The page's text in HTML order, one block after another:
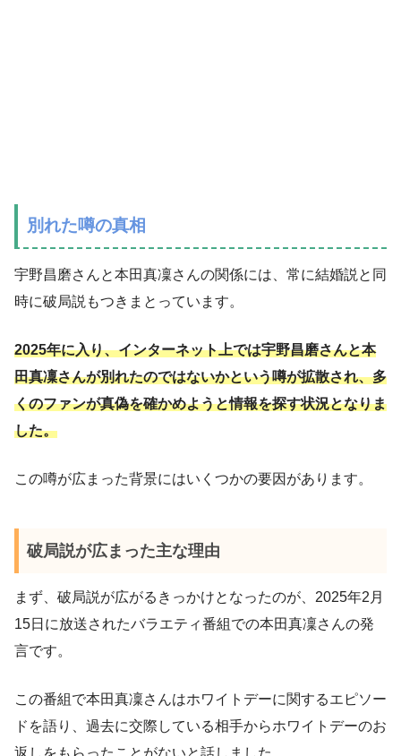
別れた噂の真相
宇野昌磨さんと本田真凜さんの関係には、常に結婚説と同
時に破局説もつきまとっています。
2025年に入り、インターネット上では宇野昌磨さんと本
田真凜さんが別れたのではないかという噂が拡散され、多
くのファンが真偽を確かめようと情報を探す状況となりま
した。
この噂が広まった背景にはいくつかの要因があります。
破局説が広まった主な理由
まず、破局説が広がるきっかけとなったのが、2025年2月
15日に放送されたバラエティ番組での本田真凜さんの発
言です。
この番組で本田真凜さんはホワイトデーに関するエピソー
ドを語り、過去に交際している相手からホワイトデーのお
返しをもらったことがないと話しました。